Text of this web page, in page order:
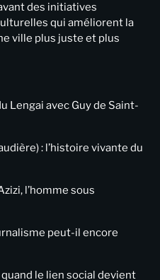
des initiatives
qui améliorent la
ville plus juste et plus
Lengai avec Guy de Saint-
: l’histoire vivante du
l’homme sous
peut-il encore
le lien social devient